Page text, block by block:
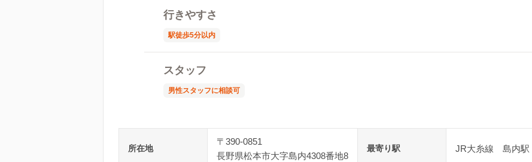
行きやすさ
駅徒歩5分以内
スタッフ
男性スタッフに相談可
所在地
〒390-0851
長野県松本市大字島内4308番地8
最寄り駅 JR大糸線 島内駅